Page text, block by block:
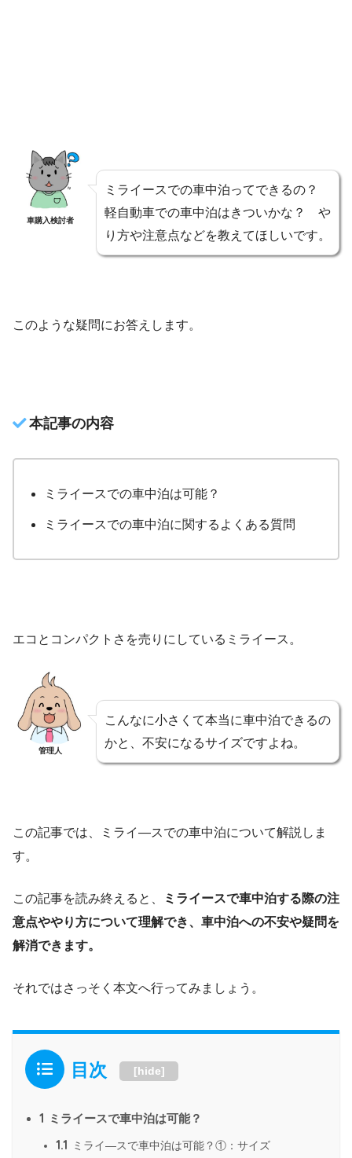
車購入検討者
ミライースでの車中泊ってできるの？
軽自動車での車中泊はきついかな？ や
り方や注意点などを教えてほしいです。
このような疑問にお答えします。
本記事の内容
ミライースでの車中泊は可能？
ミライースでの車中泊に関するよくある質問
エコとコンパクトさを売りにしているミライース。
管理人
こんなに小さくて本当に車中泊できるの
かと、不安になるサイズですよね。
この記事では、ミライ―スでの車中泊について解説しま
す。
この記事を読み終えると、
ミライースで車中泊する際の注
意点ややり方について理解でき、車中泊への不安や疑問を
解消できます。
それではさっそく本文へ行ってみましょう。
目次 [hide]
1 ミライースで車中泊は可能？
1.1 ミライ―スで車中泊は可能？①：サイズ